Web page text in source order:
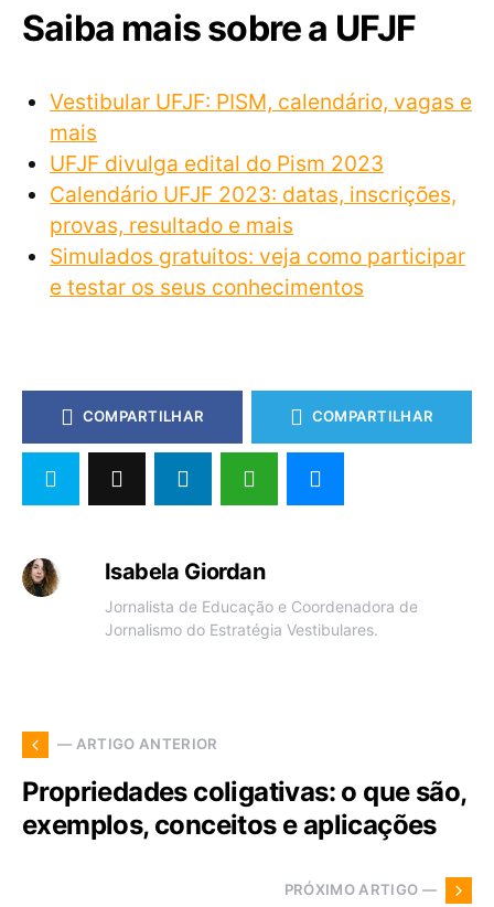
Saiba mais sobre a UFJF
Vestibular UFJF: PISM, calendário, vagas e
mais
UFJF divulga edital do Pism 2023
Calendário UFJF 2023: datas, inscrições,
provas, resultado e mais
Simulados gratuitos: veja como participar
e testar os seus conhecimentos
COMPARTILHAR COMPARTILHAR
Isabela Giordan
Jornalista de Educação e Coordenadora de
Jornalismo do Estratégia Vestibulares.
— ARTIGO ANTERIOR
Propriedades coligativas: o que são,
exemplos, conceitos e aplicações
PRÓXIMO ARTIGO —